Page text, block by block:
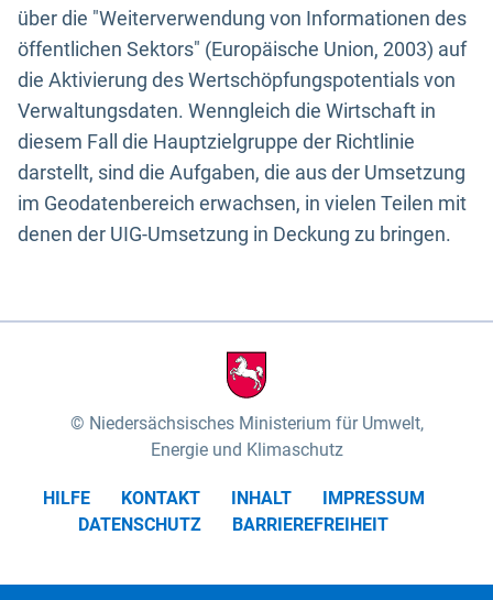
über die "Weiterverwendung von Informationen des
öffentlichen Sektors" (Europäische Union, 2003) auf
die Aktivierung des Wertschöpfungspotentials von
Verwaltungsdaten. Wenngleich die Wirtschaft in
diesem Fall die Hauptzielgruppe der Richtlinie
darstellt, sind die Aufgaben, die aus der Umsetzung
im Geodatenbereich erwachsen, in vielen Teilen mit
denen der UIG-Umsetzung in Deckung zu bringen.
Niedersächsisches Ministerium für Umwelt,
Energie und Klimaschutz
HILFE KONTAKT INHALT
IMPRESSUM
DATENSCHUTZ
BARRIEREFREIHEIT